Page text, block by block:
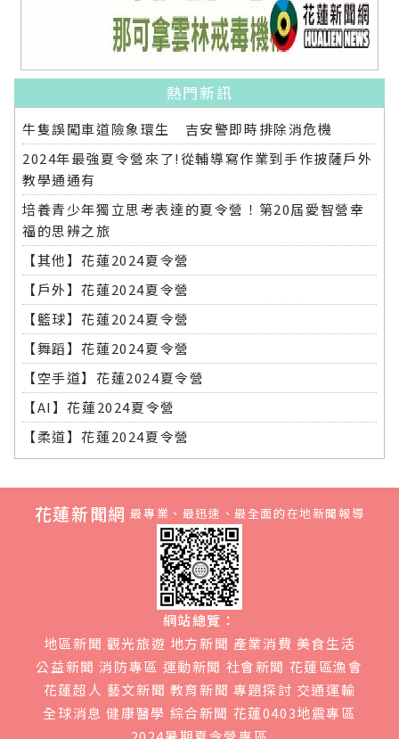
熱門新訊
牛隻誤闖車道險象環生 吉安警即時排除消危機
2024年最強夏令營來了!從輔導寫作業到手作披薩戶外
教學通通有
培養青少年獨立思考表達的夏令營！第20屆愛智營幸
福的思辨之旅
【其他】花蓮2024夏令營
【戶外】花蓮2024夏令營
【籃球】花蓮2024夏令營
【舞蹈】花蓮2024夏令營
【空手道】花蓮2024夏令營
【AI】花蓮2024夏令營
【柔道】花蓮2024夏令營
花蓮新聞網 最專業、最迅速、最全面的在地新聞報導
網站總覽：
地區新聞 觀光旅遊 地方新聞 產業消費 美食生活
公益新聞 消防專區 運動新聞 社會新聞 花蓮區漁會
花蓮超人 藝文新聞 教育新聞 專題探討 交通運輸
全球消息 健康醫學 綜合新聞 花蓮0403地震專區